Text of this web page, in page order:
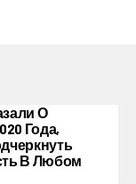
О
Года,
В Любом